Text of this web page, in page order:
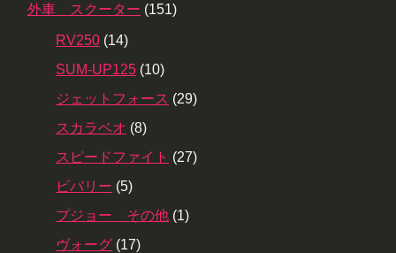
外車 スクーター (151)
RV250 (14)
SUM-UP125 (10)
ジェットフォース (29)
スカラベオ (8)
スピードファイト (27)
ビバリー (5)
プジョー その他 (1)
ヴォーグ (17)